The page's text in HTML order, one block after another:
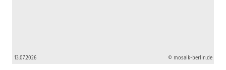
13.07.2026 © mosaik-berlin.de